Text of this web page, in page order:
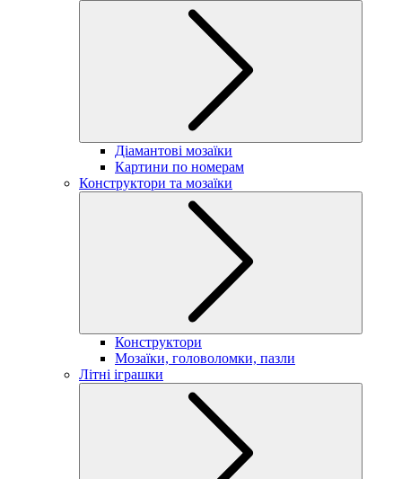
Діамантові мозаїки
Картини по номерам
Конструктори та мозаїки
Конструктори
Мозаїки, головоломки, пазли
Літні іграшки